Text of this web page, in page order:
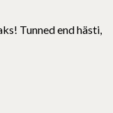
Tunned end hästi,